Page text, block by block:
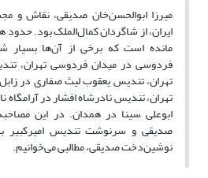
میرزا ابوالحسن‌خان صدیقی، نقاش و
ایران، از شاگردان کمال‌الملک بود.
مانده است که برخی از آن‌ها بسیار
فردوسی در میدان فردوسی تهران،
تهران، تندیس یعقوب لیث صفاری در
تهران، تندیس نادرشاه افشار در
ابوعلی سینا در همدان. در این
صدیقی و سرنوشت تندیس امیرکبیر
نوشین‌دخت صدیقی، مطالبی می‌خوانیم.